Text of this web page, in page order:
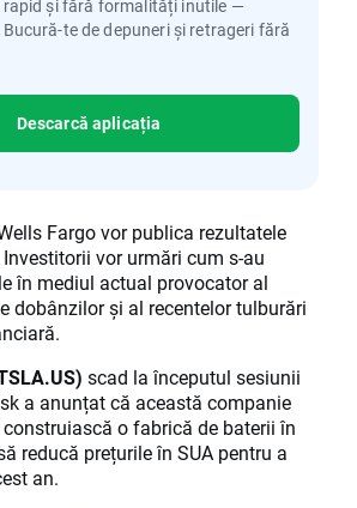
rapid și fără formalități inutile —
te de depuneri și retrageri fără
Descarcă aplicația
Fargo vor publica rezultatele
vor urmări cum s-au
în mediul actual provocator al
dobânzilor și al recentelor tulburări
scad la începutul sesiunii
a anunțat că această companie
o fabrică de baterii în
reducă prețurile în SUA pentru a
an.